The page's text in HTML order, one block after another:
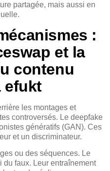
partagée, mais aussi en
:
et la
contenu
efukt
les montages et
controversés. Le deepfake
génératifs (GAN). Ces
et un discriminateur.
ou des séquences. Le
faux. Leur entraînement